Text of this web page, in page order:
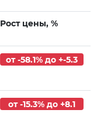
Рост цены, %
от -58.1% до +-5.3
от -15.3% до +8.1